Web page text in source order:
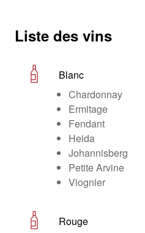
Liste des vins
Blanc
Chardonnay
Ermitage
Fendant
Heida
Johannisberg
Petite Arvine
Viognier
Rouge